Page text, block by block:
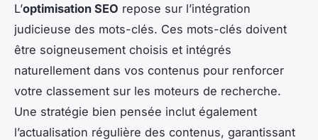
L’optimisation SEO repose sur l’intégration
judicieuse des mots-clés. Ces mots-clés doivent
être soigneusement choisis et intégrés
naturellement dans vos contenus pour renforcer
votre classement sur les moteurs de recherche.
Une stratégie bien pensée inclut également
l’actualisation régulière des contenus, garantissant